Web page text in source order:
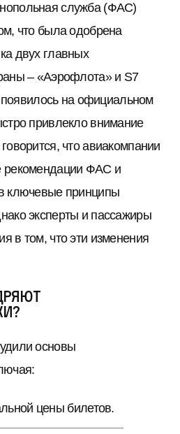
служба (ФАС)
что была одобрена
двух главных
– «Аэрофлота» и S7
на официальном
привлекло внимание
что авиакомпании
рекомендации ФАС и
ключевые принципы
эксперты и пассажиры
в том, что эти изменения
основы
цены билетов.